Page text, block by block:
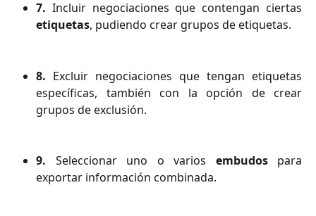
7. Incluir negociaciones que contengan ciertas
etiquetas, pudiendo crear grupos de etiquetas.
8. Excluir negociaciones que tengan etiquetas
específicas, también con la opción de crear
grupos de exclusión.
9. Seleccionar uno o varios embudospara
exportar información combinada.